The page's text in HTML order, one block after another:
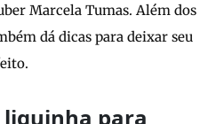
Marcela Tumas. Além dos
dá dicas para deixar seu
liguinha para